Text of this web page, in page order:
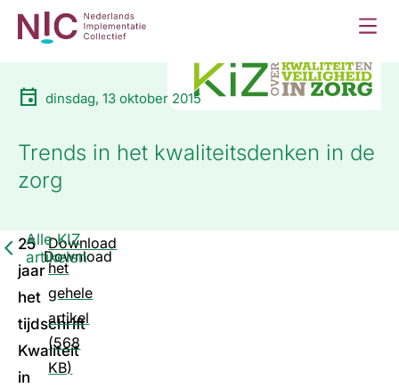
Trends in het kwaliteitsdenken in de
zorg
dinsdag, 13 oktober 2015
Alle KIZ
artikelen
25
jaar
het
tijdschrift
Kwaliteit
in
Download
Download
het
gehele
artikel
(568
KB)